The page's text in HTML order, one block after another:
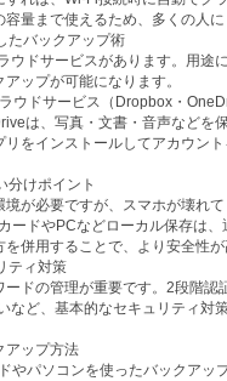
容量まで使えるため、多くの人
たバックアップ術
ウドサービスがあります。用途
ップが可能になります。
ウドサービス（Dropbox・
は、写真・文書・音声などを
をインストールしてアカウン
分けポイント
が必要ですが、スマホが壊れ
ードやPCなどローカル保存は
併用することで、より安全性
ティ対策
ードの管理が重要です。2段階認
など、基本的なセキュリティ対
アップ方法
やパソコンを使ったバックアッ